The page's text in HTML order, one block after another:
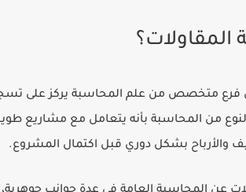
فرع متخصص من علم المحاسبة يركز على
النوع من المحاسبة بأنه يتعامل مع مشاريع
والأرباح بشكل دوري قبل اكتمال المشروع.